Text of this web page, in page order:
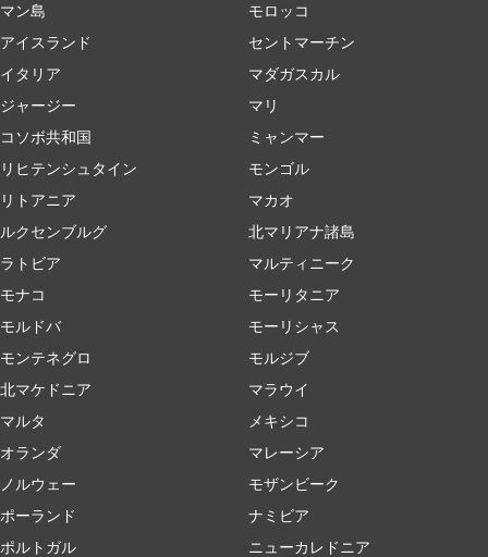
マン島
アイスランド
イタリア
ジャージー
コソボ共和国
リヒテンシュタイン
リトアニア
ルクセンブルグ
ラトビア
モナコ
モルドバ
モンテネグロ
北マケドニア
マルタ
オランダ
ノルウェー
ポーランド
ポルトガル
モロッコ
セントマーチン
マダガスカル
マリ
ミャンマー
モンゴル
マカオ
北マリアナ諸島
マルティニーク
モーリタニア
モーリシャス
モルジブ
マラウイ
メキシコ
マレーシア
モザンビーク
ナミビア
ニューカレドニア